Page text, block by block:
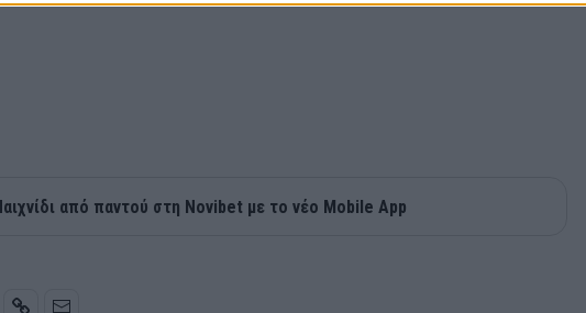
από παντού στη Novibet με το νέο Mobile App